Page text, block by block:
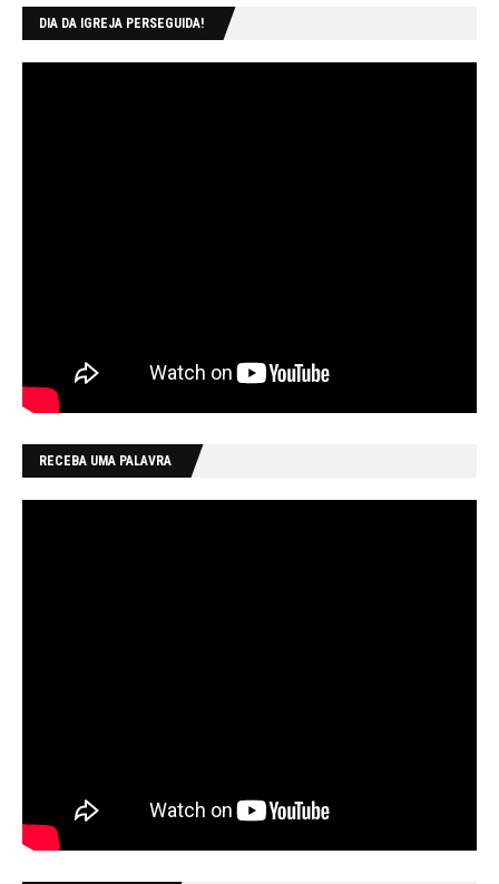
DIA DA IGREJA PERSEGUIDA!
RECEBA UMA PALAVRA